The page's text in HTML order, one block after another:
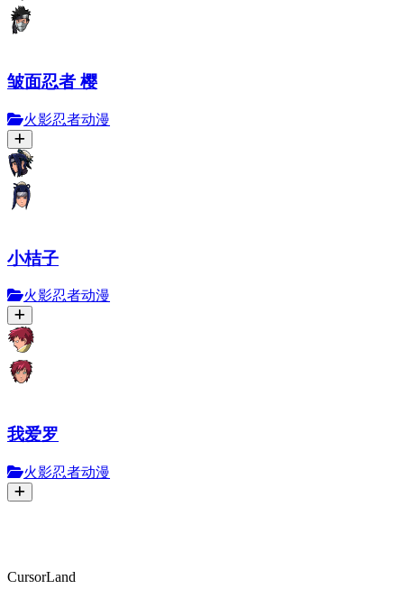
皱面忍者 樱
火影忍者动漫
小桔子
火影忍者动漫
我爱罗
火影忍者动漫
CursorLand